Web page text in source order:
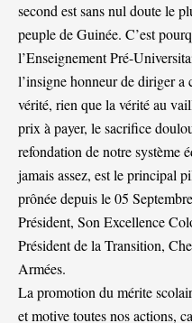
second est sans nul doute le
peuple de Guinée. C’est
l’Enseignement Pré-
l’insigne honneur de diriger
vérité, rien que la vérité au
prix à payer, le sacrifice
refondation de notre système
jamais assez, est le principal
prônée depuis le 05
Président, Son Excellence
Président de la Transition,
Armées.
La promotion du mérite
et motive toutes nos actions,